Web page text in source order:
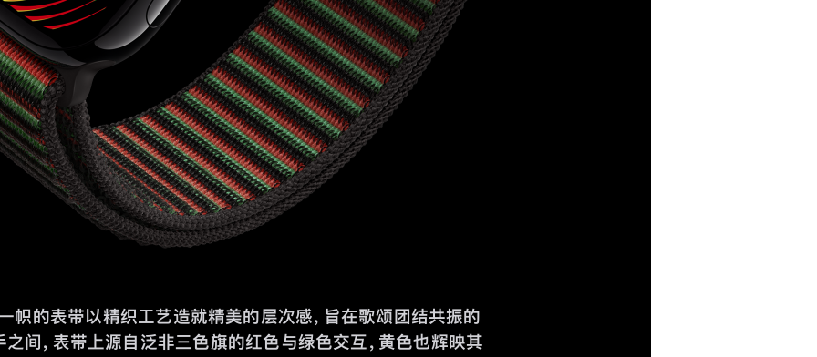
帜的表带以精织工艺造就精美的层次感，旨在歌颂团结共振的
之间，表带上源自泛非三色旗的红色与绿色交互，黄色也辉映其